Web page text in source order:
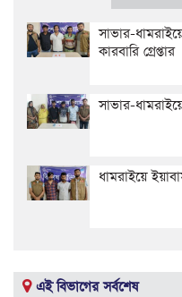
সাভার-
কারবারি গ্রেপ্তার
সাভার-
ধামরাইয়ে
এই বিভাগের সর্বশেষ